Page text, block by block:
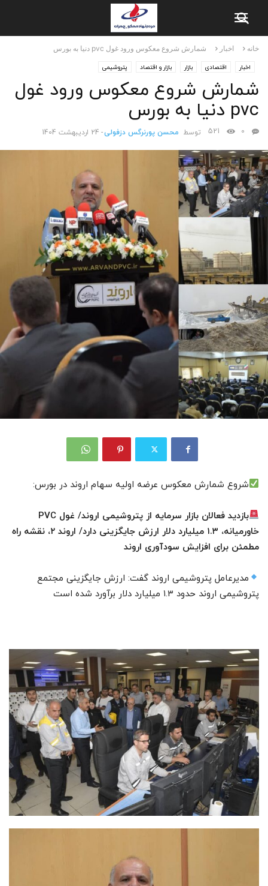
خانه اخبار شمارش شروع معکوس ورود غول pvc دنیا به بورس
اخبار اقتصادی بازار و اقتصاد پتروشیمی
شمارش شروع معکوس ورود غول
pvc دنیا به بورس
توسط محسن پورنرگس دزفولی-24 اردیبهشت 1404 0
521
شروع شمارش معکوس عرضه اولیه سهام اروند در بورس:
بازدید فعالان بازار سرمایه از پتروشیمی اروند/ غول PVC
خاورمیانه، ۱.۳ میلیارد دلار ارزش جایگزینی دارد/ اروند ۲، نقشه راه
مطمئن برای افزایش سودآوری اروند
مدیرعامل پتروشیمی اروند گفت: ارزش جایگزینی مجتمع
پتروشیمی اروند حدود ۱.۳ میلیارد دلار برآورد شده است